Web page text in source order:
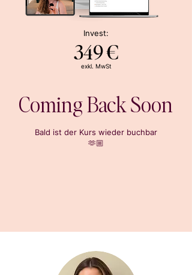
Invest:
349 €
exkl. MwSt
Coming Back Soon
Bald ist der Kurs wieder buchbar
🫶🏼